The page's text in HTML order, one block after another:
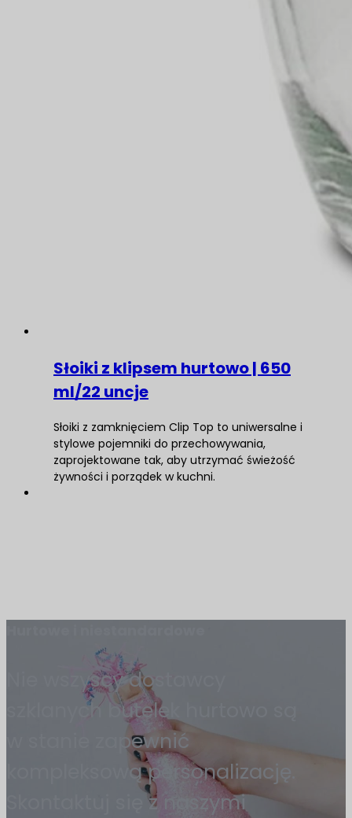
Słoiki z klipsem hurtowo | 650
ml/22 uncje
Słoiki z zamknięciem Clip Top to uniwersalne i
stylowe pojemniki do przechowywania,
zaprojektowane tak, aby utrzymać świeżość
żywności i porządek w kuchni.
Nie wszyscy dostawcy
szklanych butelek hurtowo są
w stanie zapewnić
kompleksową personalizację.
Skontaktuj się z naszymi